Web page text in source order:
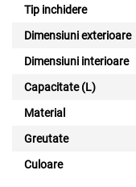
Tip inchidere
Dimensiuni exterioare
Dimensiuni interioare
Capacitate (L)
Material
Greutate
Culoare